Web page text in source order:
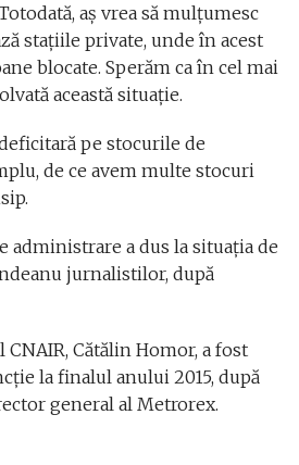
aș vrea să mulțumesc
stațiile private, unde în acest
blocate. Sperăm ca în cel mai
această situație.
pe stocurile de
de ce avem multe stocuri
administrare a dus la situația de
jurnalistilor, după
Cătălin Homor, a fost
la finalul anului 2015, după
general al Metrorex.